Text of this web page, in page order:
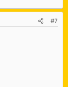
#7